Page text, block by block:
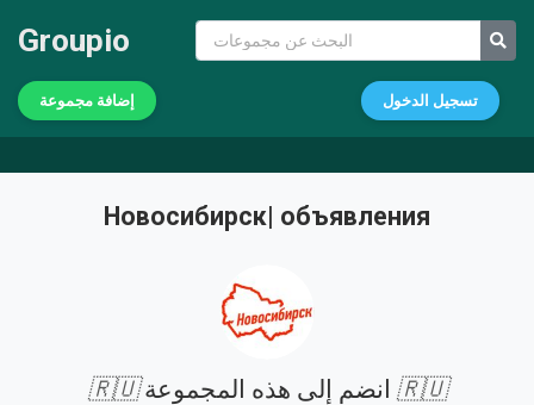
Groupio
إضافة مجموعة تسجيل الدخول
Новосибирск| объявления
🇷🇺 🇷🇺